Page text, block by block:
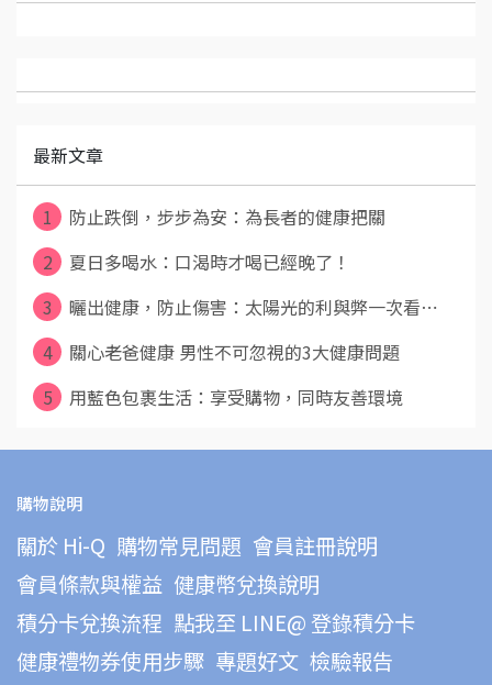
最新文章
1
防止跌倒，步步為安：為長者的健康把關
2
夏日多喝水：口渴時才喝已經晚了！
3
曬出健康，防止傷害：太陽光的利與弊一次看⋯
4
關心老爸健康 男性不可忽視的3大健康問題
5
用藍色包裹生活：享受購物，同時友善環境
購物說明
關於 Hi-Q 購物常見問題 會員註冊說明
會員條款與權益 健康幣兌換說明
積分卡兌換流程 點我至 LINE@ 登錄積分卡
健康禮物券使用步驟 專題好文 檢驗報告